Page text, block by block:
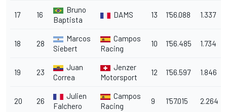
17 16
Bruno
Baptista
DAMS 13 1'56.088 1.337
18 28
Marcos
Siebert
Campos
Racing
10 1'56.485 1.734
19 23
Juan
Correa
Jenzer
Motorsport
12 1'56.597 1.846
20 26
Julien
Falchero
Campos
Racing
9 1'57.015 2.264